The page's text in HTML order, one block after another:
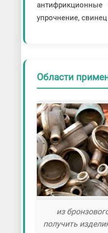
упрочнение,
Области
из
получить